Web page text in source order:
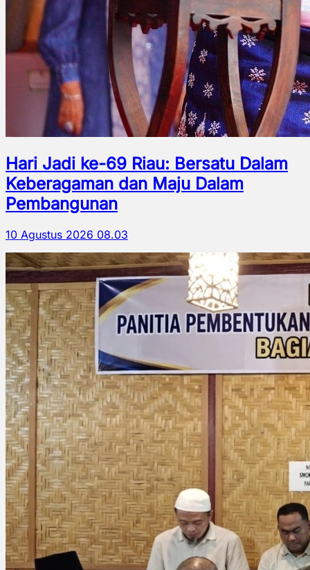
Hari Jadi ke-69 Riau: Bersatu Dalam
Keberagaman dan Maju Dalam
Pembangunan
10 Agustus 2026 08.03